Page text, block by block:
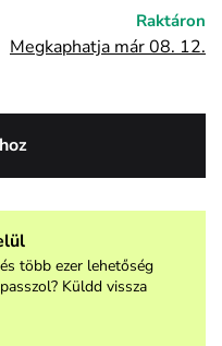
Raktáron
Megkaphatja már 08. 12.
több ezer lehetőség
Küldd vissza